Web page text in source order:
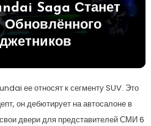
Saga Станет
ее относят к сегменту SUV. Это
он дебютирует на автосалоне в
двери для представителей СМИ 6